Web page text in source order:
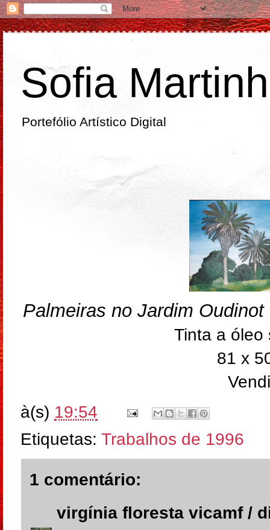
Sofia
Portefólio Artístico Digital
Palmeiras no Jardim Oudinot
Tinta a óleo
81 x
à(s) 19:54
Etiquetas:Trabalhos de 1996
1 comentário:
virgínia floresta vicamf /